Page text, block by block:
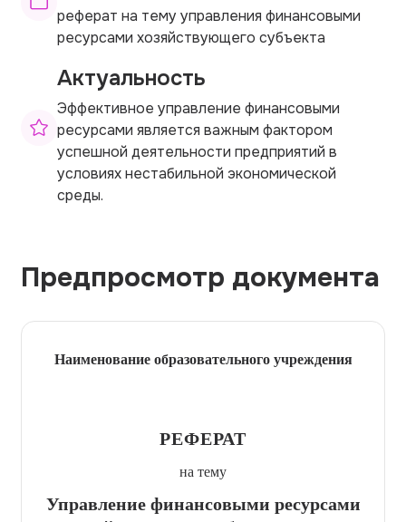
реферат на тему управления финансовыми
ресурсами хозяйствующего субъекта
Актуальность
Эффективное управление финансовыми
ресурсами является важным фактором
успешной деятельности предприятий в
условиях нестабильной экономической
среды.
Предпросмотр документа
Наименование образовательного учреждения
РЕФЕРАТ
на тему
Управление финансовыми ресурсами